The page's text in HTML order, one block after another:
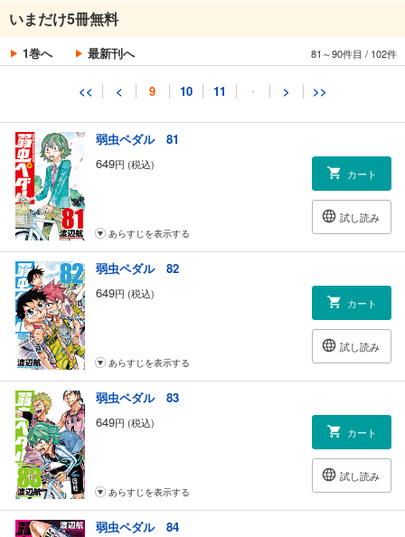
いまだけ5冊無料
1巻へ 最新刊へ 81～90件目 / 102件
<< < 9 10 11 ・ > >>
弱虫ペダル 80
649円 (税込)
弱虫ペダル 81
649円 (税込)
カート
試し読み
あらすじを表示する
弱虫ペダル 82
649円 (税込)
カート
試し読み
あらすじを表示する
弱虫ペダル 83
649円 (税込)
カート
試し読み
あらすじを表示する
弱虫ペダル 84